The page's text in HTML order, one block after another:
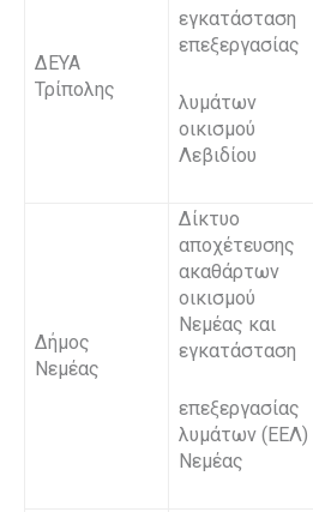
ΔΕΥΑ
Τρίπολης
εγκατάσταση
επεξεργασίας
λυμάτων
οικισμού
Λεβιδίου
Δήμος
Νεμέας
Δίκτυο
αποχέτευσης
ακαθάρτων
οικισμού
Νεμέας και
εγκατάσταση
επεξεργασίας
λυμάτων (ΕΕΛ)
Νεμέας